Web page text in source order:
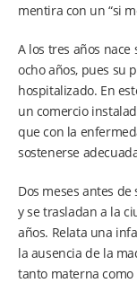
mentira con un “si
A los tres años
ocho años, pues su
hospitalizado. En
un comercio
que con la
sostenerse
Dos meses antes
y se trasladan a la
años. Relata una
la ausencia de la
tanto materna